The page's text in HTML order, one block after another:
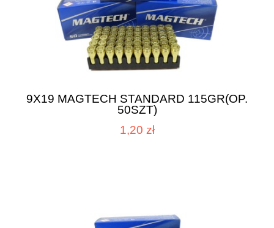
9X19 MAGTECH STANDARD 115GR(OP.
50SZT)
1,20 zł